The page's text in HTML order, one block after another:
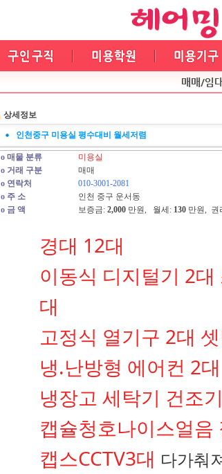
상세정보
인천중구 미용실 평수대비 월세저렴
ο 매물 분류
미용실
ο 거래 구분
매매
ο 연락처
010-3001-2081
ο 주 소
인천 중구 운서동
ο 금 액
보증금: 2,000 만원, 월세: 130 만원, 권
경대 12대
이동식 디지털기 2
대
고정식 열기구 2대
냉.난방형 에어컨 2대
냉장고 세탁기 건조
캡슐청호나이스얼음
캡스CCTV3대 다가춰